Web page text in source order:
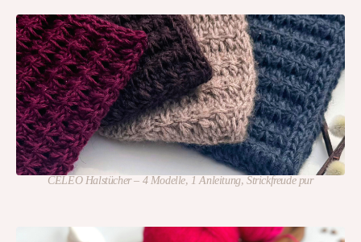
CELEO Halstücher – 4 Modelle, 1 Anleitung, Strickfreude pur